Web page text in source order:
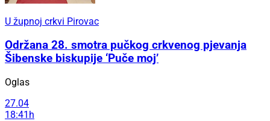
U župnoj crkvi Pirovac
Održana 28. smotra pučkog crkvenog pjevanja
Šibenske biskupije ‘Puče moj’
Oglas
27.04
18:41h